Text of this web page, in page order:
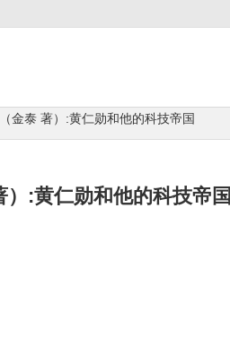
金泰 著）:黄仁勋和他的科技帝国
:黄仁勋和他的科技帝国